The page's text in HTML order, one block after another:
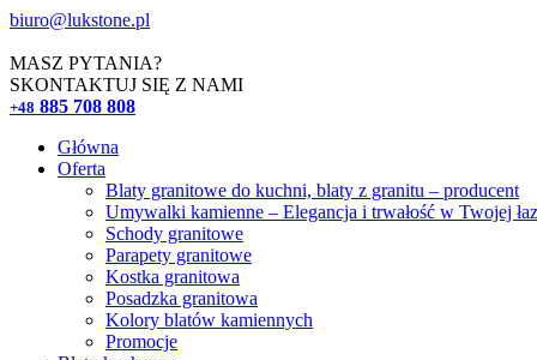
biuro@lukstone.pl
MASZ PYTANIA?
SKONTAKTUJ SIĘ Z NAMI
+48 885 708 808
Główna
Oferta
Blaty granitowe do kuchni, blaty z granitu – producent
Umywalki kamienne – Elegancja i trwałość w Twojej
Schody granitowe
Parapety granitowe
Kostka granitowa
Posadzka granitowa
Kolory blatów kamiennych
Promocje